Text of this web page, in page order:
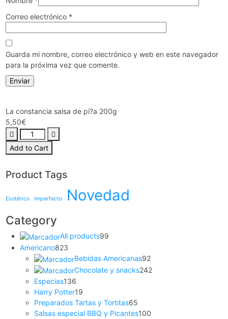
Correo electrónico *
Guarda mi nombre, correo electrónico y web en este navegador
para la próxima vez que comente.
La constancia salsa de pi?a 200g
5,50€
Add to Cart
Product Tags
Esotérico Imperfecto Novedad
Category
All products99
Americano823
Bebidas Americanas92
Chocolate y snacks242
Especias136
Harry Potter19
Preparados Tartas y Tortitas65
Salsas especial BBQ y Picantes100